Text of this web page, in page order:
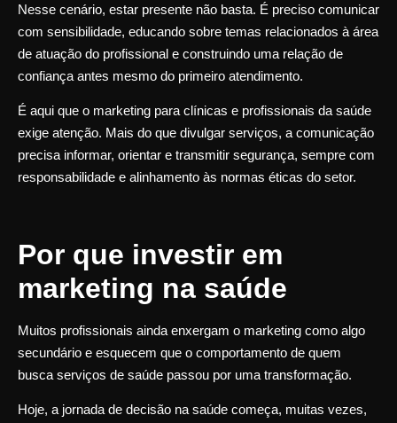
Nesse cenário, estar presente não basta. É preciso comunicar
com sensibilidade, educando sobre temas relacionados à área
de atuação do profissional e construindo uma relação de
confiança antes mesmo do primeiro atendimento.
É aqui que o marketing para clínicas e profissionais da saúde
exige atenção. Mais do que divulgar serviços, a comunicação
precisa informar, orientar e transmitir segurança, sempre com
responsabilidade e alinhamento às normas éticas do setor.
Por que investir em
marketing na saúde
Muitos profissionais ainda enxergam o marketing como algo
secundário e esquecem que o comportamento de quem
busca serviços de saúde passou por uma transformação.
Hoje, a jornada de decisão na saúde começa, muitas vezes,